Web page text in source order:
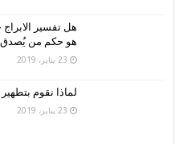
هل تفسير
هو حكم من يُصدق
23 يناير، 2019
لماذا نقوم
23 يناير، 2019